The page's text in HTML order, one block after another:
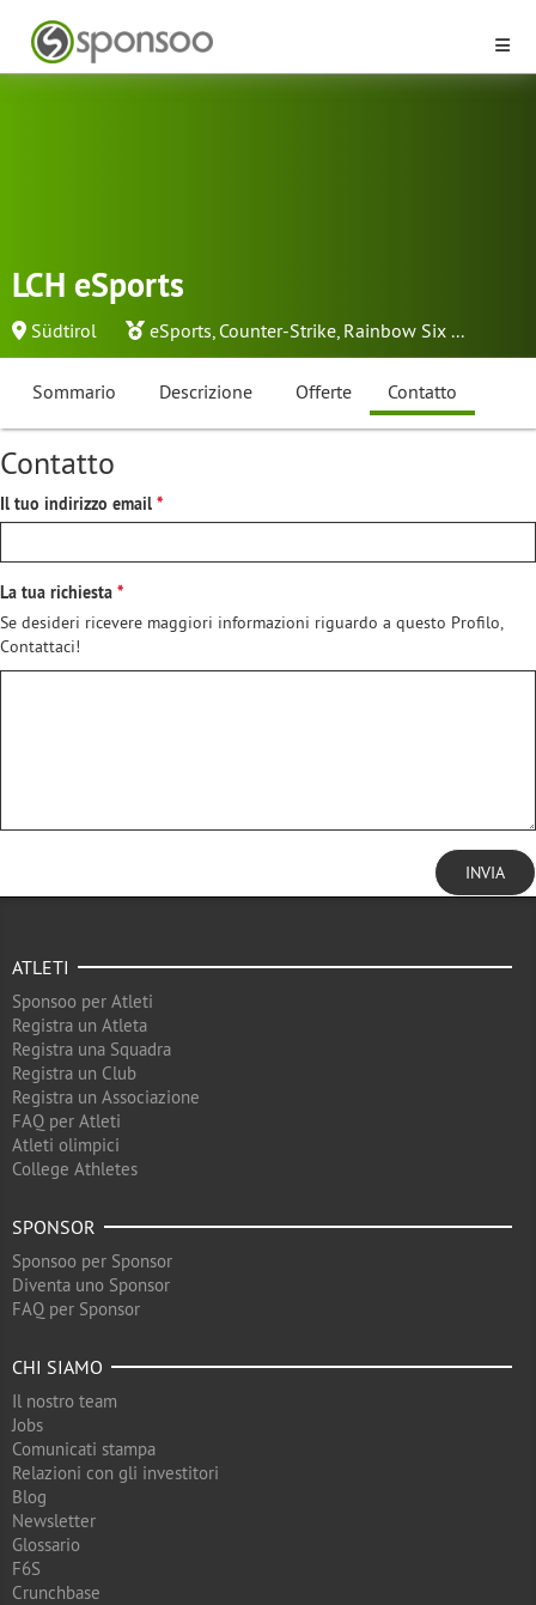
LCH eSports
Südtirol eSports, Counter-Strike, Rainbow Six ...
Sommario Descrizione Offerte Contatto
Contatto
Il tuo indirizzo email
La tua richiesta
Se desideri ricevere maggiori informazioni riguardo a questo Profilo,
Contattaci!
INVIA
ATLETI
Sponsoo per Atleti
Registra un Atleta
Registra una Squadra
Registra un Club
Registra un Associazione
FAQ per Atleti
Atleti olimpici
College Athletes
SPONSOR
Sponsoo per Sponsor
Diventa uno Sponsor
FAQ per Sponsor
CHI SIAMO
Il nostro team
Jobs
Comunicati stampa
Relazioni con gli investitori
Blog
Newsletter
Glossario
F6S
Crunchbase